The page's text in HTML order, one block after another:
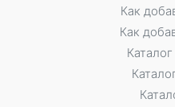
Как
Как